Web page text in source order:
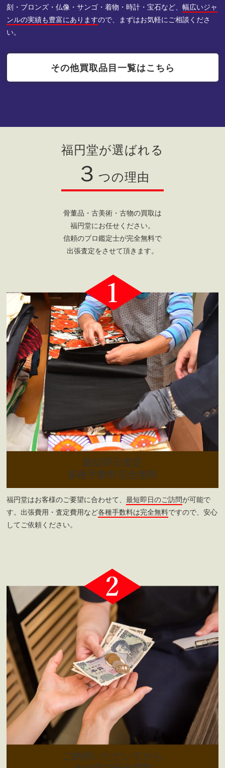
刻・ブロンズ・仏像・サンゴ・着物・時計・宝石など、幅広いジャ
ンルの実績も豊富にありますので、まずはお気軽にご相談くださ
い。
その他買取品目一覧はこちら
福円堂が選ばれる
３ つの理由
骨董品・古美術・古物の買取は
福円堂にお任せください。
信頼のプロ鑑定士が完全無料で
出張査定をさせて頂きます。
最短即日査定
各種手数料完全無料
福円堂はお客様のご要望に合わせて、最短即日のご訪問が可能で
す。出張費用・査定費用など各種手数料は完全無料ですので、安心
してご依頼ください。
ご納得いただいてから